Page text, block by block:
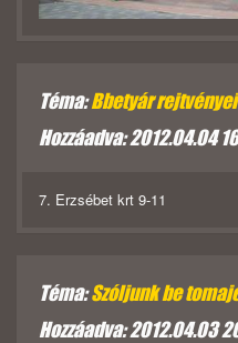
Téma:Bbetyár rejtvényei
Hozzáadva: 2012.04.04
7. Erzsébet krt 9-11
Téma:Szóljunk be
Hozzáadva: 2012.04.03